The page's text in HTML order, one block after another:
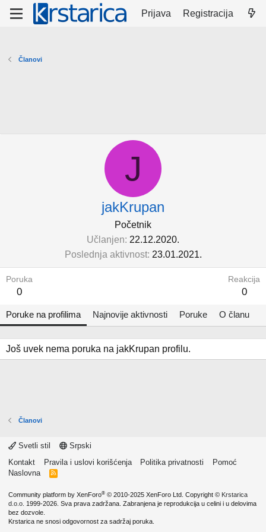
Prijava Registracija
Članovi
J
jakKrupan
Početnik
Učlanjen 22.12.2020.
Poslednja aktivnost 23.01.2021.
Poruka
0
Reakcija
0
Poruke na profilima Najnovije aktivnosti Poruke O članu
Još uvek nema poruka na jakKrupan profilu.
Članovi
Svetli stil
Srpski
Kontakt
Pravila i uslovi korišćenja Politika privatnosti
Pomoć
Naslovna
R
Community platform by XenForo® © 2010-2025 XenForo Ltd. Copyright © Krstarica
d.o.o. 1999-2026. Sva prava zadržana. Zabranjena je reprodukcija u celini i u delovima
bez dozvole.
Krstarica ne snosi odgovornost za sadržaj poruka.